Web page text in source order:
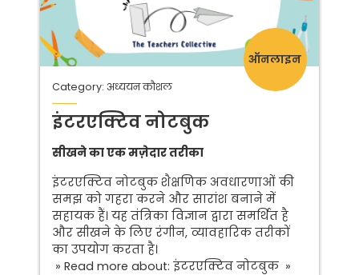
ऑनलाइन
Category: अध्ययन कौशल
इंटरएक्टिव नोटबुक
सीखने का एक मज़ेदार तरीका
इंटरएक्टिव नोटबुक शैक्षणिक अवधारणाओं की
समझ को गहरा करने और सारांश बनाने में
सहायक हैं। यह तंत्रिका विज्ञान द्वारा समर्थित है
और सीखने के लिए रंगीन, व्यावहारिक तरीकों
का उपयोग करता है।
» Read more about: इंटरएक्टिव नोटबुक »